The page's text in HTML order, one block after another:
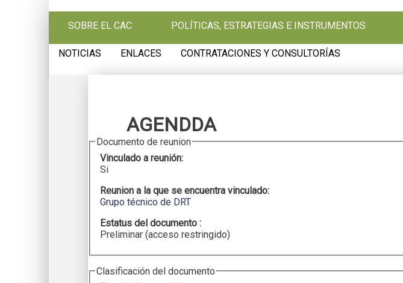
SOBRE EL CAC
POLÍTICAS, ESTRATEGIAS E INSTRUMENTOS
NOTICIAS ENLACES CONTRATACIONES Y CONSULTORÍAS
AGENDDA
Documento de reunion
Vinculado a reunión:
Si
Reunion a la que se encuentra vinculado:
Grupo técnico de DRT
Estatus del documento :
Preliminar (acceso restringido)
Clasificación del documento